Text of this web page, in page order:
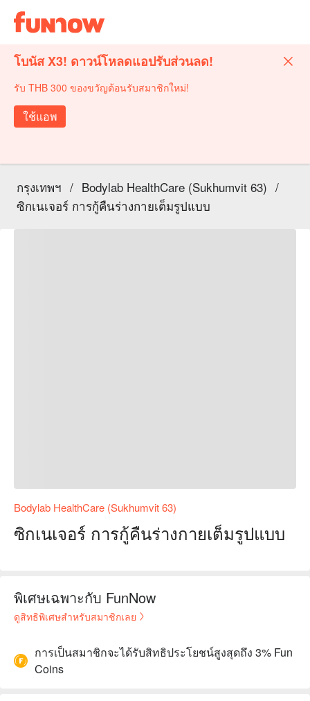
โบนัส X3! ดาวน์โหลดแอปรับส่วนลด!
รับ THB 300 ของขวัญต้อนรับสมาชิกใหม่!
ใช้แอพ
กรุงเทพฯ / Bodylab HealthCare (Sukhumvit 63) /
ซิกเนเจอร์ การกู้คืนร่างกายเต็มรูปแบบ
Bodylab HealthCare (Sukhumvit 63)
ซิกเนเจอร์ การกู้คืนร่างกายเต็มรูปแบบ
พิเศษเฉพาะกับ FunNow
ดูสิทธิพิเศษสำหรับสมาชิกเลย
การเป็นสมาชิกจะได้รับสิทธิประโยชน์สูงสุดถึง 3% Fun
Coins